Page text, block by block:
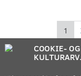
1
COOKIE-
KULTURARV.